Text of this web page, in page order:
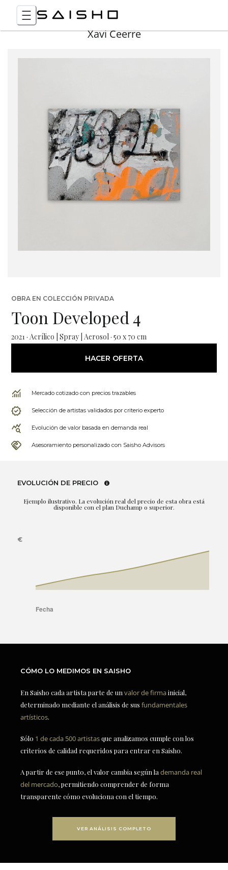
Xavi Ceerre
OBRA EN COLECCIÓN PRIVADA
Toon Developed 4
2021 · Acrílico | Spray | Aerosol · 50 x 70 cm
HACER OFERTA
Mercado cotizado con precios trazables
Selección de artistas validados por criterio experto
Evolución de valor basada en demanda real
Asesoramiento personalizado con Saisho Advisors
EVOLUCIÓN DE PRECIO
Ejemplo ilustrativo. La evolución real del precio de esta obra está
disponible con el plan Duchamp o superior.
CÓMO LO MEDIMOS EN SAISHO
En Saisho cada artista parte de un valor de firmainicial,
determinado mediante el análisis de sus fundamentales
artísticos.
Sólo 1 de cada 500 artistasque analizamos cumple con los
criterios de calidad requeridos para entrar en Saisho.
A partir de ese punto, el valor cambia según la demanda real
del mercado, permitiendo comprender de forma
transparente cómo evoluciona con el tiempo.
VER ANÁLISIS COMPLETO